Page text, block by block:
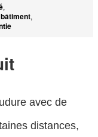
,
,
avec de
distances,